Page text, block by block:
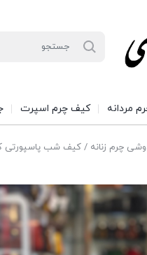
مردانه کیف چرم اسپرت
چرم زنانه / کیف شب پاسپورتی کد